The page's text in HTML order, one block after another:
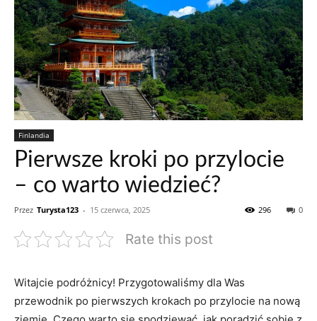
Finlandia
Pierwsze kroki po przylocie
– co warto wiedzieć?
Przez Turysta123 - 15 czerwca, 2025 0
296
Rate this post
Witajcie podróżnicy! Przygotowaliśmy dla Was
⁤przewodnik po ⁣pierwszych krokach po​ przylocie⁤ na nową